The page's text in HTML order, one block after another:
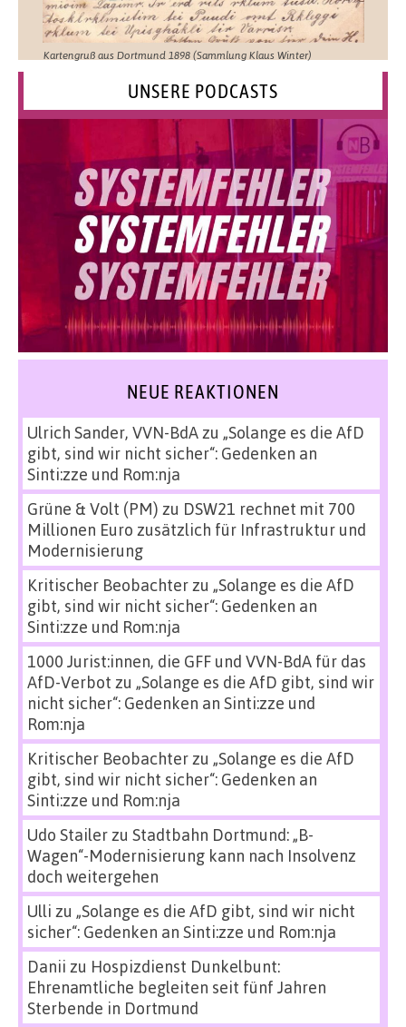
Kartengruß aus Dortmund 1898 (Sammlung Klaus Winter)
UNSERE PODCASTS
NEUE REAKTIONEN
Ulrich Sander, VVN-BdAzu „Solange es die AfD
gibt, sind wir nicht sicher“: Gedenken an
Sinti:zze und Rom:nja
Grüne & Volt (PM) zu DSW21 rechnet mit 700
Millionen Euro zusätzlich für Infrastruktur und
Modernisierung
Kritischer Beobachterzu „Solange es die AfD
gibt, sind wir nicht sicher“: Gedenken an
Sinti:zze und Rom:nja
1000 Jurist:innen, die GFF und VVN-BdA für das
AfD-Verbot zu „Solange es die AfD gibt, sind wir
nicht sicher“: Gedenken an Sinti:zze und
Rom:nja
Kritischer Beobachterzu „Solange es die AfD
gibt, sind wir nicht sicher“: Gedenken an
Sinti:zze und Rom:nja
Udo Stailerzu Stadtbahn Dortmund: „B-
Wagen“-Modernisierung kann nach Insolvenz
doch weitergehen
Ulli zu „Solange es die AfD gibt, sind wir nicht
sicher“: Gedenken an Sinti:zze und Rom:nja
Danii zu Hospizdienst Dunkelbunt:
Ehrenamtliche begleiten seit fünf Jahren
Sterbende in Dortmund